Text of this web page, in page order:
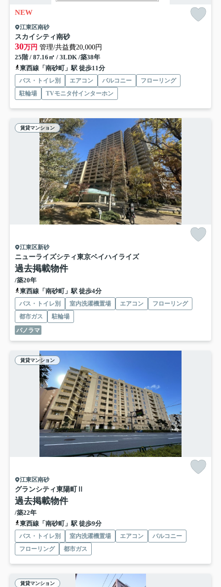
NEW
江東区南砂
スカイシティ南砂
30万円 管理/共益費20,000円
25階 / 87.16㎡ / 3LDK /築38年
東西線「南砂町」駅 徒歩11分
バス・トイレ別 エアコン バルコニー
フローリング
駐輪場
TVモニタ付インターホン
賃貸マンション
江東区新砂
ニューライズシティ東京ベイハイライズ
過去掲載物件
/築20年
東西線「南砂町」駅 徒歩4分
バス・トイレ別 室内洗濯機置場 エアコン
フローリング
都市ガス
駐輪場
パノラマ
賃貸マンション
江東区南砂
グランシティ東陽町Ⅱ
過去掲載物件
/築22年
東西線「南砂町」駅 徒歩9分
バス・トイレ別 室内洗濯機置場 エアコン
バルコニー
フローリング
都市ガス
賃貸マンション